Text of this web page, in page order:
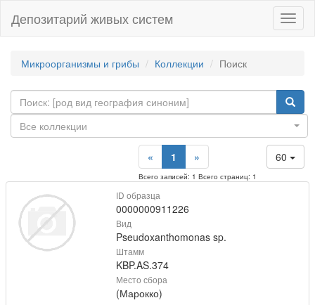
Депозитарий живых систем
Микроорганизмы и грибы Коллекции Поиск
Все коллекции
60
« 1 »
Всего записей: 1 Всего страниц: 1
ID образца
0000000911226
Вид
Pseudoxanthomonas sp.
Штамм
KBP.AS.374
Место сбора
(Марокко)